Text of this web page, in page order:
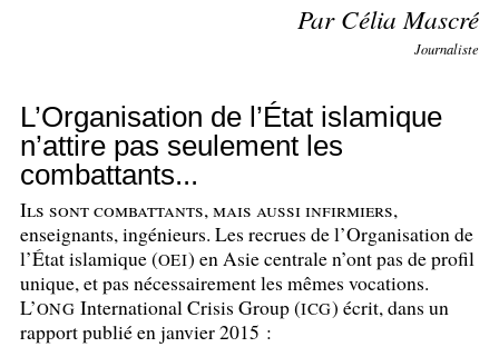
Par Célia Mascré
Journaliste
L’Organisation de l’État islamique
n’attire pas seulement les
combattants...
Ils sont combattants, mais aussi infirmiers,
enseignants, ingénieurs. Les recrues de l’Organisation de
l’État islamique (OEI) en Asie centrale n’ont pas de profil
unique, et pas nécessairement les mêmes vocations.
L’ONG International Crisis Group (ICG) écrit, dans un
rapport publié en janvier 2015 :